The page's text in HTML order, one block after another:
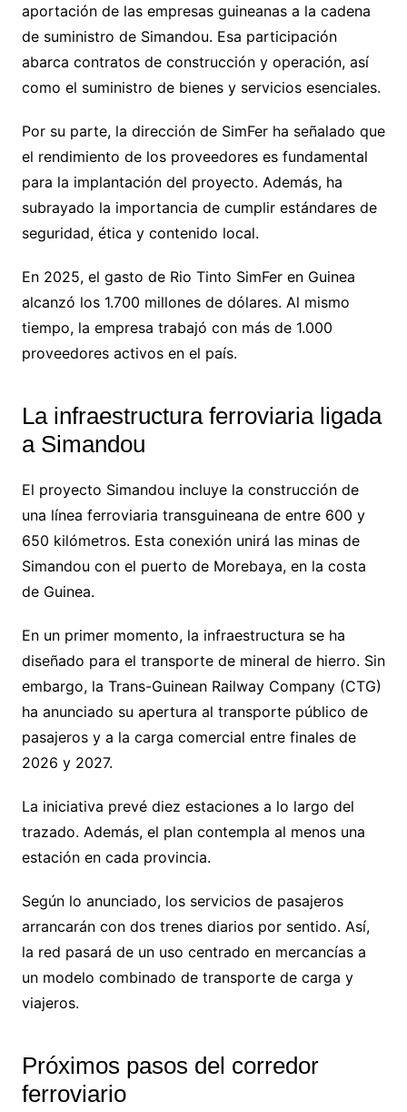
aportación de las empresas guineanas a la cadena
de suministro de Simandou. Esa participación
abarca contratos de construcción y operación, así
como el suministro de bienes y servicios esenciales.
Por su parte, la dirección de SimFer ha señalado que
el rendimiento de los proveedores es fundamental
para la implantación del proyecto. Además, ha
subrayado la importancia de cumplir estándares de
seguridad, ética y contenido local.
En 2025, el gasto de Rio Tinto SimFer en Guinea
alcanzó los 1.700 millones de dólares. Al mismo
tiempo, la empresa trabajó con más de 1.000
proveedores activos en el país.
La infraestructura ferroviaria ligada
a Simandou
El proyecto Simandou incluye la construcción de
una línea ferroviaria transguineana de entre 600 y
650 kilómetros. Esta conexión unirá las minas de
Simandou con el puerto de Morebaya, en la costa
de Guinea.
En un primer momento, la infraestructura se ha
diseñado para el transporte de mineral de hierro. Sin
embargo, la Trans-Guinean Railway Company (CTG)
ha anunciado su apertura al transporte público de
pasajeros y a la carga comercial entre finales de
2026 y 2027.
La iniciativa prevé diez estaciones a lo largo del
trazado. Además, el plan contempla al menos una
estación en cada provincia.
Según lo anunciado, los servicios de pasajeros
arrancarán con dos trenes diarios por sentido. Así,
la red pasará de un uso centrado en mercancías a
un modelo combinado de transporte de carga y
viajeros.
Próximos pasos del corredor
ferroviario